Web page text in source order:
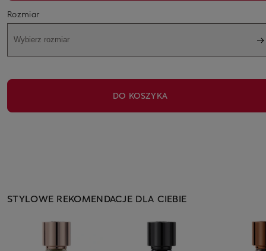
Rozmiar
Wybierz rozmiar
DO KOSZYKA
STYLOWE REKOMENDACJE DLA CIEBIE